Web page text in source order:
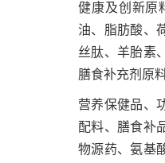
健康及创新原
油、脂肪酸、
丝肽、羊胎素
膳食补充剂原
营养保健品、
配料、膳食补
物源药、氨基